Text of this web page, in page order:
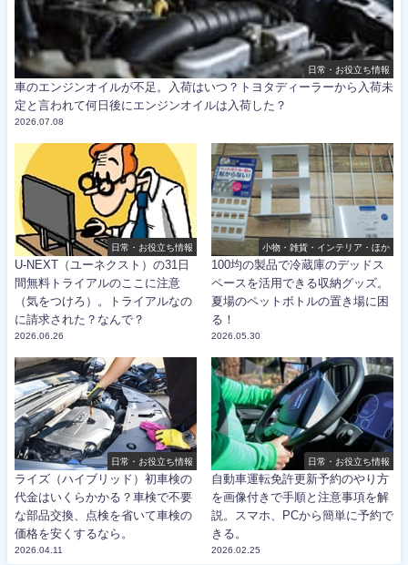
日常・お役立ち情報
車のエンジンオイルが不足。入荷はいつ？トヨタディーラーから入荷未
定と言われて何日後にエンジンオイルは入荷した？
2026.07.08
日常・お役立ち情報
U-NEXT（ユーネクスト）の31日
間無料トライアルのここに注意
（気をつけろ）。トライアルなの
に請求された？なんで？
2026.06.26
小物・雑貨・インテリア・ほか
100均の製品で冷蔵庫のデッドス
ペースを活用できる収納グッズ。
夏場のペットボトルの置き場に困
る！
2026.05.30
日常・お役立ち情報
ライズ（ハイブリッド）初車検の
代金はいくらかかる？車検で不要
な部品交換、点検を省いて車検の
価格を安くするなら。
2026.04.11
日常・お役立ち情報
自動車運転免許更新予約のやり方
を画像付きで手順と注意事項を解
説。スマホ、PCから簡単に予約で
きる。
2026.02.25